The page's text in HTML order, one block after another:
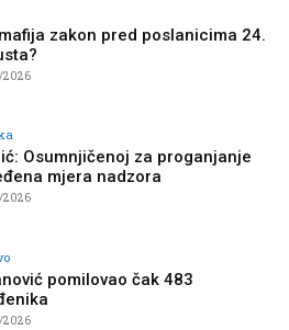
zakon pred poslanicima 24.
2026
Osumnjičenoj za proganjanje
mjera nadzora
2026
pomilovao čak 483
2026